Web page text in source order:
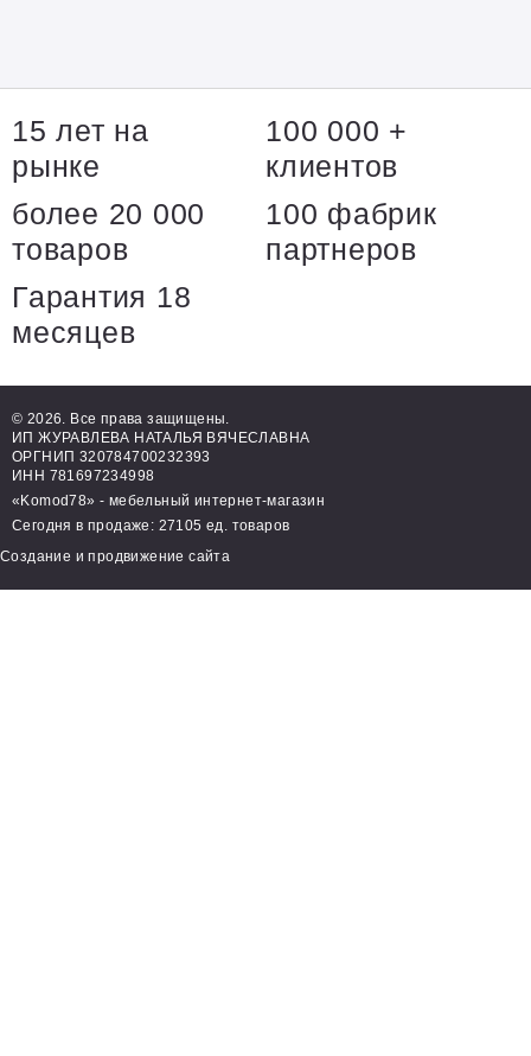
15 лет на
рынке
100 000 +
клиентов
более 20 000
товаров
100 фабрик
партнеров
Гарантия 18
месяцев
© 2026. Все права защищены.
ИП ЖУРАВЛЕВА НАТАЛЬЯ ВЯЧЕСЛАВНА
ОРГНИП 320784700232393
ИНН 781697234998
«Komod78» - мебельный интернет-магазин
Сегодня в продаже: 27105 ед. товаров
Создание и продвижение сайта